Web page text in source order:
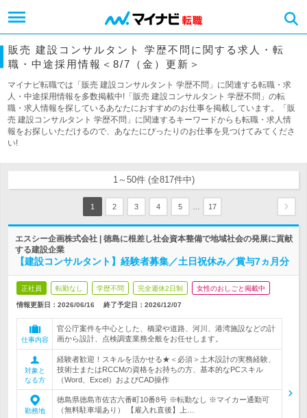
販売 建設コンサルタント 学歴不問に関する求人・転
職・中途採用情報＜8/7（金）更新＞
マイナビ転職では「販売 建設コンサルタント 学歴不問」に関連する転職・求
人・中途採用情報を多数掲載中!「販売 建設コンサルタント 学歴不問」の転
職・求人情報を探しているあなたにおすすめのお仕事を掲載しています。「販
売 建設コンサルタント 学歴不問」に関連するキーワードからも転職・求人情
報をお探しいただけるので、あなたにぴったりのお仕事を見つけてみてくださ
い!
1～50件 (全817件中)
1 2 3 4 5 17
エスシー企画株式会社 | 徳島に根差し社会資本整備で地域社会の発展に貢献
する建設企業
【建設コンサルタント】経験者募集／土日祝休み／賞与7ヵ月分
正社員 転勤なし 学歴不問 完全週休2日制 女性のおしごと掲載中
情報更新日：2026/06/16 終了予定日： 2026/12/07
仕事内容
官公庁案件を中心とした、橋梁や道路、河川、港湾施設などの計
画から設計、点検調査業務全般をお任せします。
対象と
なる方
経験者歓迎！スキルを活かせる★＜必須＞土木設計の実務経験、
技術士またはRCCMの資格をお持ちの方、基本的なPCスキル
（Word、Excel）およびCAD操作
勤務地
徳島県徳島市佐古六番町10番8号 ※転勤なし ※マイカー通勤可
（無料駐車場あり） 【雇入れ直後】上…